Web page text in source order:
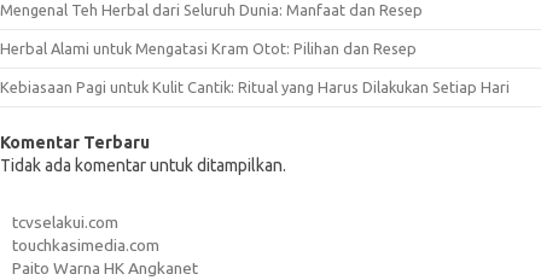
Mengenal Teh Herbal dari Seluruh Dunia: Manfaat dan Resep
Herbal Alami untuk Mengatasi Kram Otot: Pilihan dan Resep
Kebiasaan Pagi untuk Kulit Cantik: Ritual yang Harus Dilakukan Setiap Hari
Komentar Terbaru
Tidak ada komentar untuk ditampilkan.
tcvselakui.com
touchkasimedia.com
Paito Warna HK Angkanet